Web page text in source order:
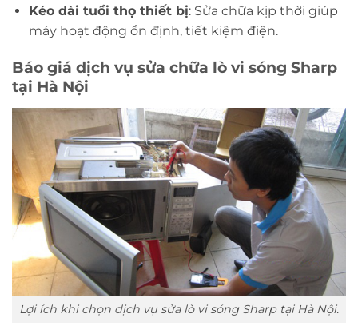
Kéo dài tuổi thọ thiết bị: Sửa chữa kịp thời giúp
máy hoạt động ổn định, tiết kiệm điện.
Báo giá dịch vụ sửa chữa lò vi sóng Sharp
tại Hà Nội
Lợi ích khi chọn dịch vụ sửa lò vi sóng Sharp tại Hà Nội.